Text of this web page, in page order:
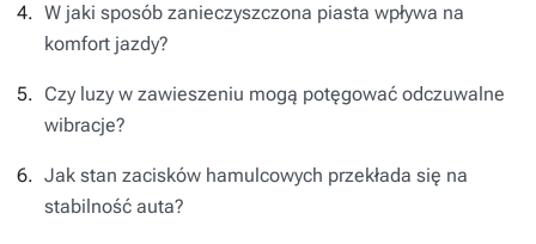
W jaki sposób zanieczyszczona piasta wpływa na
komfort jazdy?
Czy luzy w zawieszeniu mogą potęgować odczuwalne
wibracje?
Jak stan zacisków hamulcowych przekłada się na
stabilność auta?